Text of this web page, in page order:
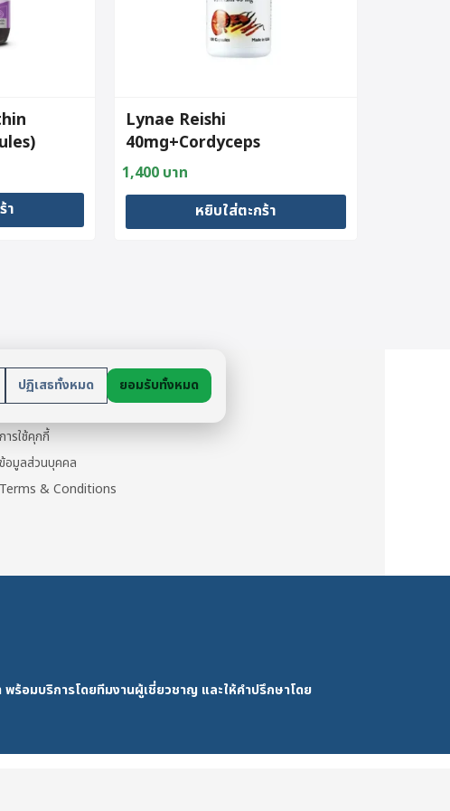
า
Lynae Reishi
40mg+Cordyceps
100mg(100Capsules)
1,400 บาท
หยิบใส่ตะกร้า
ปฏิเสธทั้งหมด ยอมรับทั้งหมด
นโยบาย
ข้อมูลส่วนตัว
การใช้คุกกี้
ข้อมูลส่วนบุคคล
Terms & Conditions
มบริการโดยทีมงานผู้เชี่ยวชาญ และให้คำปรึกษาโดย